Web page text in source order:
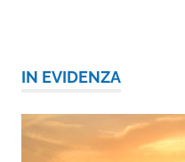
IN EVIDENZA